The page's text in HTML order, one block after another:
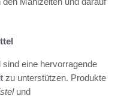
eine hervorragende
zu unterstützen. Produkte
und